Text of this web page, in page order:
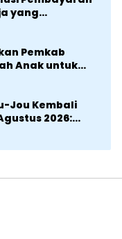
yang
Tetap
Pemkab
Anak untuk
Jou Kembali
2026:
dan Raih